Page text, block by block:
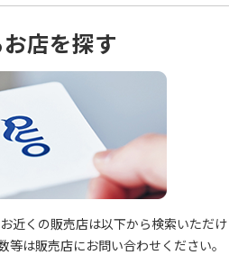
店を探す
近くの販売店は以下から検索いただけ
は販売店にお問い合わせください。